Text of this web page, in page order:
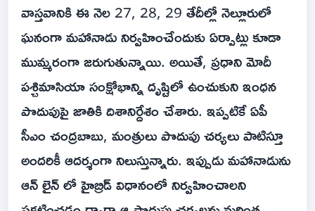
వాస్తవానికి ఈ నెల 27, 28, 29 తేదీల్లో నెల్లూరులో
ఘనంగా మహానాడు నిర్వహించేందుకు ఏర్పాట్లు కూడా
ముమ్మరంగా జరుగుతున్నాయి. అయితే, ప్రధాని మోదీ
పశ్చిమాసియా సంక్షోభాన్ని దృష్టిలో ఉంచుకుని ఇంధన
పొదుపుపై జాతికి దిశానిర్దేశం చేశారు. ఇప్పటికే ఏపీ
సీఎం చంద్రబాబు, మంత్రులు పొదుపు చర్యలు పాటిస్తూ
అందరికీ ఆదర్శంగా నిలుస్తున్నారు. ఇప్పుడు మహానాడును
ఆన్ లైన్ లో హైబ్రిడ్ విధానంలో నిర్వహించాలని